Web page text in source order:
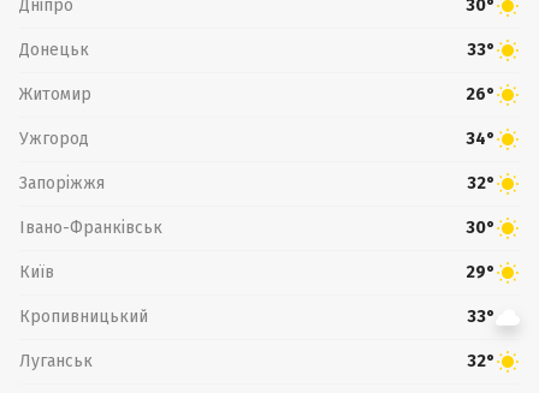
Дніпро 30°
Донецьк 33°
Житомир 26°
Ужгород 34°
Запоріжжя 32°
Івано-Франківськ 30°
Київ 29°
Кропивницький 33°
Луганськ 32°